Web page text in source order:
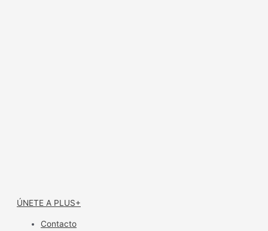
ÚNETE A PLUS+
Contacto